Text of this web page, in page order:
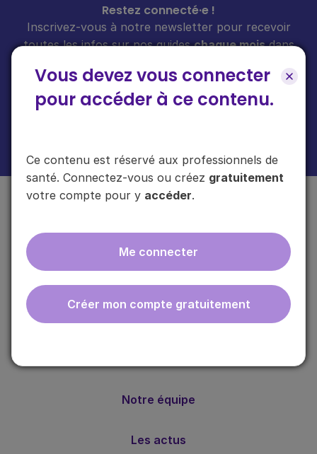
Vous devez vous connecter
pour accéder à ce contenu.
Ce contenu est réservé aux professionnels de
santé. Connectez-vous ou créez gratuitement
votre compte pour y accéder.
Me connecter
Créer mon compte gratuitement
Restez connecté·e !
Inscrivez-vous à notre newsletter pour recevoir
toutes les infos sur nos guideschaque moisdans
ebmfrance est une base de connaissances médicales
gratuite adaptée à la pratique de la médecine générale.
Notre équipe
Les actus